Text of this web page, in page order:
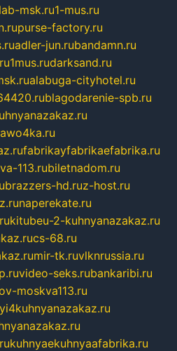
msk.ru1-mus.ru
purse-factory.ru
adler-jun.rubandamn.ru
1mus.rudarksand.ru
alabuga-cityhotel.ru
blagodarenie-spb.ru
fabrikayfabrikaefabrika.ru
113.rubiletnadom.ru
brazzers-hd.ruz-host.ru
naperekate.ru
kitubeu-2-kuhnyanazakaz.ru
cs-68.ru
mir-tk.ruvlknrussia.ru
video-seks.rubankaribi.ru
moskva113.ru
kuhnyaekuhnyaafabrika.ru